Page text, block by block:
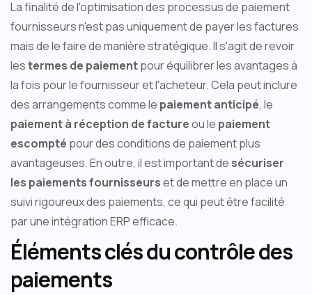
La finalité de l'optimisation des processus de paiement
fournisseurs n'est pas uniquement de payer les factures
mais de le faire de manière stratégique. Il s'agit de revoir
lestermes de paiementpour équilibrer les avantages à
la fois pour le fournisseur et l'acheteur. Cela peut inclure
des arrangements comme le paiement anticipé, le
paiement à réception de factureou le paiement
escompté pour des conditions de paiement plus
avantageuses. En outre, il est important de sécuriser
les paiements fournisseurset de mettre en place un
suivi rigoureux des paiements, ce qui peut être facilité
par une intégration ERP efficace.
Éléments clés du contrôle des
paiements